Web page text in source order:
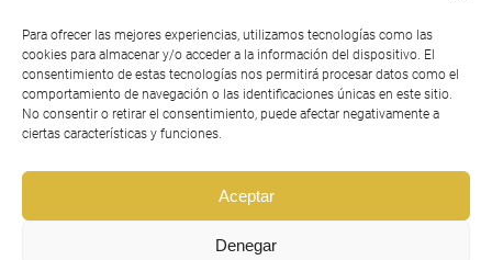
Para ofrecer las mejores experiencias, utilizamos tecnologías como las
cookies para almacenar y/o acceder a la información del dispositivo. El
consentimiento de estas tecnologías nos permitirá procesar datos como el
comportamiento de navegación o las identificaciones únicas en este sitio.
No consentir o retirar el consentimiento, puede afectar negativamente a
ciertas características y funciones.
Aceptar
Denegar